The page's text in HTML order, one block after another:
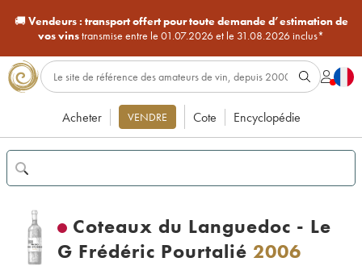
🚚Vendeurs : transport offert pour toute demande d’estimation de
vos vinstransmise entre le 01.07.2026 et le 31.08.2026 inclus*
Acheter VENDRE Cote Encyclopédie
Coteaux du Languedoc - Le
G Frédéric Pourtalié 2006